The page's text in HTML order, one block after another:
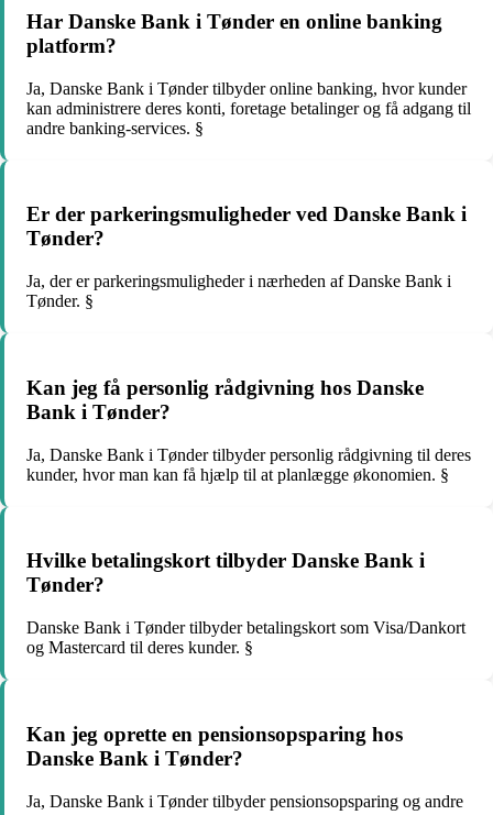
Har Danske Bank i Tønder en online banking
platform?
Ja, Danske Bank i Tønder tilbyder online banking, hvor kunder
kan administrere deres konti, foretage betalinger og få adgang til
andre banking-services. §
Er der parkeringsmuligheder ved Danske Bank i
Tønder?
Ja, der er parkeringsmuligheder i nærheden af ​​Danske Bank i
Tønder. §
Kan jeg få personlig rådgivning hos Danske
Bank i Tønder?
Ja, Danske Bank i Tønder tilbyder personlig rådgivning til deres
kunder, hvor man kan få hjælp til at planlægge økonomien. §
Hvilke betalingskort tilbyder Danske Bank i
Tønder?
Danske Bank i Tønder tilbyder betalingskort som Visa/Dankort
og Mastercard til deres kunder. §
Kan jeg oprette en pensionsopsparing hos
Danske Bank i Tønder?
Ja, Danske Bank i Tønder tilbyder pensionsopsparing og andre